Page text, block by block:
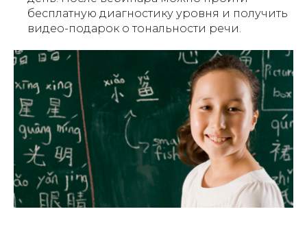
бесплатную диагностику уровня и получить
видео-подарок о тональности речи.